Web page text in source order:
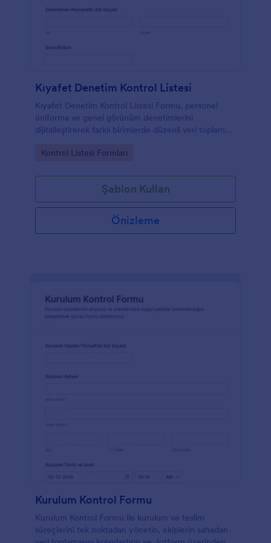
Kıyafet Denetim Kontrol Listesi
Kıyafet Denetim Kontrol Listesi Formu, personel
üniforma ve genel görünüm denetimlerini
dijitalleştirerek farklı birimlerde düzenli veri toplama
Go to Category:
Kontrol Listesi Formları
Şablon Kullan
Önizleme
Kurulum Kontrol Formu
Kurulum Kontrol Formu ile kurulum ve teslim
süreçlerini tek noktadan yönetin, ekiplerin sahadan